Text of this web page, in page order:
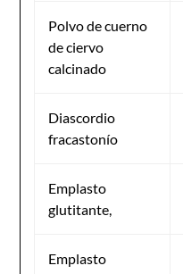
Polvo de cuerno
de ciervo
calcinado
Diascordio
fracastonío
Emplasto
glutitante,
Emplasto